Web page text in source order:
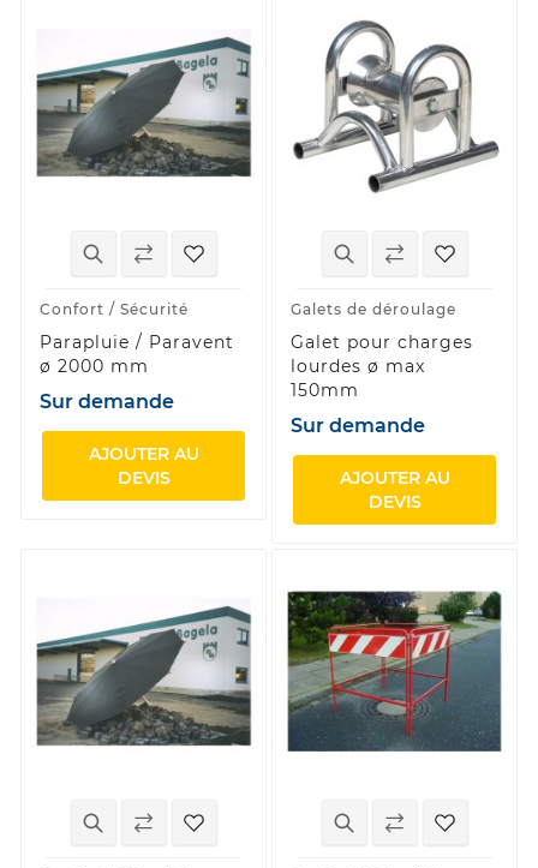
Confort / Sécurité
Parapluie / Paravent
ø 2000 mm
Sur demande
AJOUTER AU
DEVIS
Galets de déroulage
Galet pour charges
lourdes ø max
150mm
Sur demande
AJOUTER AU
DEVIS